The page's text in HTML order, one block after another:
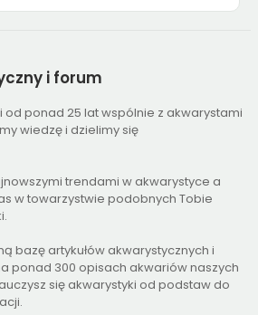
i forum
i od ponad 25 lat wspólnie z akwarystami
wiedzę i dzielimy się
trendami w akwarystyce a
w towarzystwie podobnych Tobie
bazę artykułów akwarystycznych i
ponad 300 opisach akwariów naszych
się akwarystyki od podstaw do